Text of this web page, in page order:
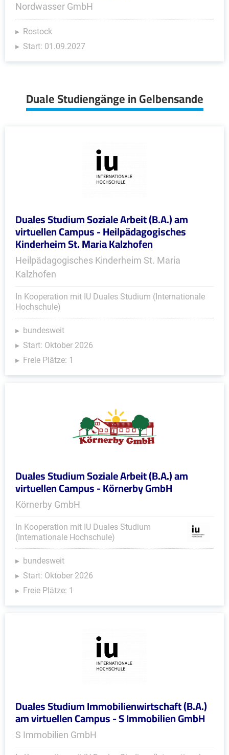
Nordwasser GmbH
Rostock
Start: 01.09.2027
Duale Studiengänge in Gelbensande
Duales Studium Soziale Arbeit (B.A.) am
virtuellen Campus - Heilpädagogisches
Kinderheim St. Maria Kalzhofen
Heilpädagogisches Kinderheim St. Maria
Kalzhofen
In Kooperation mit IU Duales Studium (Internationale
Hochschule)
bundesweit
Start: Oktober 2026
Freie Plätze: 1
Duales Studium Soziale Arbeit (B.A.) am
virtuellen Campus - Körnerby GmbH
Körnerby GmbH
In Kooperation mit IU Duales Studium
(Internationale Hochschule)
bundesweit
Start: Oktober 2026
Freie Plätze: 1
Duales Studium Immobilienwirtschaft (B.A.)
am virtuellen Campus - S Immobilien GmbH
S Immobilien GmbH